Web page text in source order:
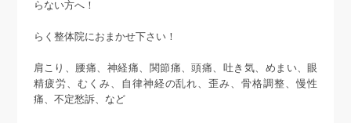
らない方へ！
らく整体院におまかせ下さい！
肩こり、腰痛、神経痛、関節痛、頭痛、吐き気、めまい、眼
精疲労、むくみ、自律神経の乱れ、歪み、骨格調整、慢性
痛、不定愁訴、など